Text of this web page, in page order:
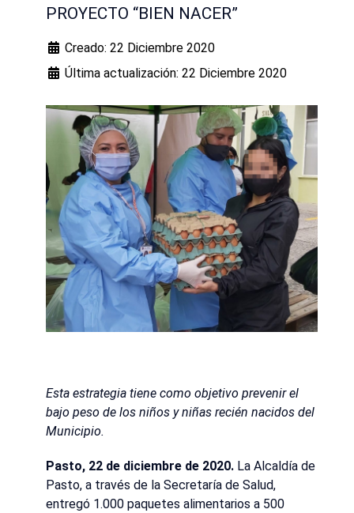
PROYECTO “BIEN NACER”
Creado: 22 Diciembre 2020
Última actualización: 22 Diciembre 2020
Esta estrategia tiene como objetivo prevenir el
bajo peso de los niños y niñas recién nacidos del
Municipio.
Pasto, 22 de diciembre de 2020. La Alcaldía de
Pasto, a través de la Secretaría de Salud,
entregó 1.000 paquetes alimentarios a 500